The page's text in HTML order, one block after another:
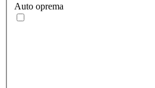
Auto oprema